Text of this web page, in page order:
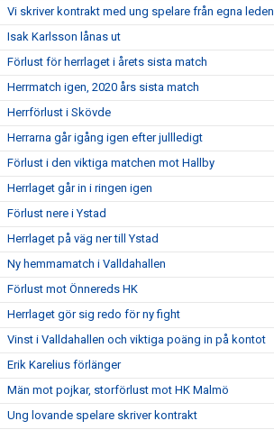
Vi skriver kontrakt med ung spelare från egna leden
Isak Karlsson lånas ut
Förlust för herrlaget i årets sista match
Herrmatch igen, 2020 års sista match
Herrförlust i Skövde
Herrarna går igång igen efter jullledigt
Förlust i den viktiga matchen mot Hallby
Herrlaget går in i ringen igen
Förlust nere i Ystad
Herrlaget på väg ner till Ystad
Ny hemmamatch i Valldahallen
Förlust mot Önnereds HK
Herrlaget gör sig redo för ny fight
Vinst i Valldahallen och viktiga poäng in på kontot
Erik Karelius förlänger
Män mot pojkar, storförlust mot HK Malmö
Ung lovande spelare skriver kontrakt